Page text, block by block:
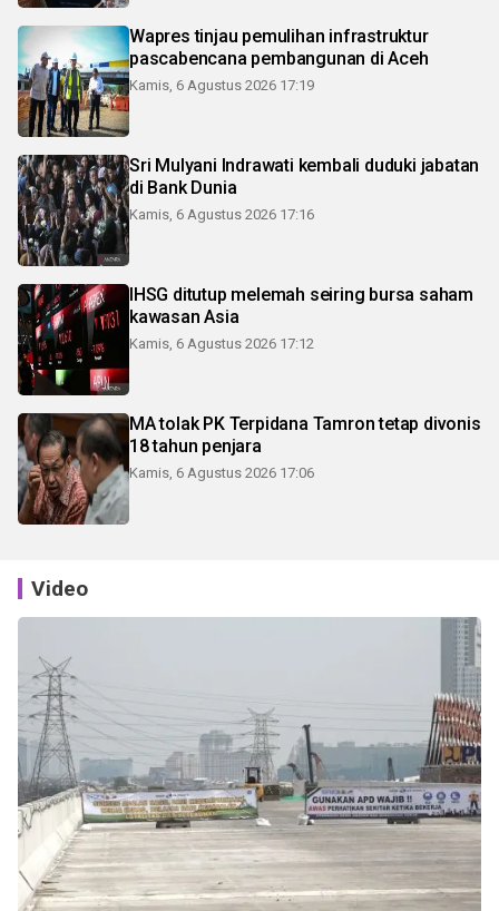
Wapres tinjau pemulihan infrastruktur
pascabencana pembangunan di Aceh
Kamis, 6 Agustus 2026 17:19
Sri Mulyani Indrawati kembali duduki jabatan
di Bank Dunia
Kamis, 6 Agustus 2026 17:16
IHSG ditutup melemah seiring bursa saham
kawasan Asia
Kamis, 6 Agustus 2026 17:12
MA tolak PK Terpidana Tamron tetap divonis
18 tahun penjara
Kamis, 6 Agustus 2026 17:06
Video